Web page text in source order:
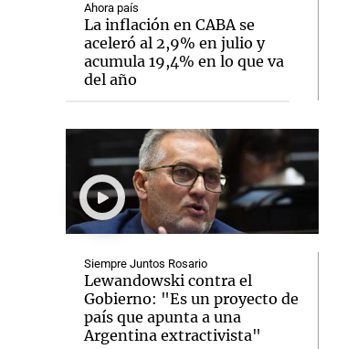
Ahora país
La inflación en CABA se
aceleró al 2,9% en julio y
acumula 19,4% en lo que va
del año
Siempre Juntos Rosario
Lewandowski contra el
Gobierno: "Es un proyecto de
país que apunta a una
Argentina extractivista"
Notas